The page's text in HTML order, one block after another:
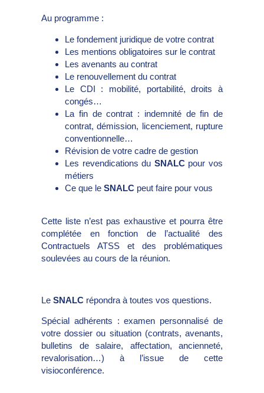
Au programme :
Le fondement juridique de votre contrat
Les mentions obligatoires sur le contrat
Les avenants au contrat
Le renouvellement du contrat
Le CDI : mobilité, portabilité, droits à
congés…
La fin de contrat : indemnité de fin de
contrat, démission, licenciement, rupture
conventionnelle…
Révision de votre cadre de gestion
Les revendications du SNALCpour vos
métiers
Ce que le SNALC peut faire pour vous
Cette liste n’est pas exhaustive et pourra être
complétée en fonction de l’actualité des
Contractuels ATSS et des problématiques
soulevées au cours de la réunion.
Le SNALC répondra à toutes vos questions.
Spécial adhérents : examen personnalisé de
votre dossier ou situation (contrats, avenants,
bulletins de salaire, affectation, ancienneté,
revalorisation…) à l’issue de cette
visioconférence.